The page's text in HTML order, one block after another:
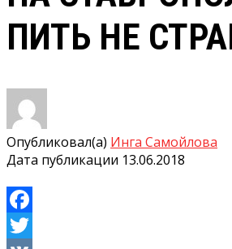
ПИТЬ НЕ
Опубликовал(а) Инга Самойлова
Дата публикации 13.06.2018
Facebook